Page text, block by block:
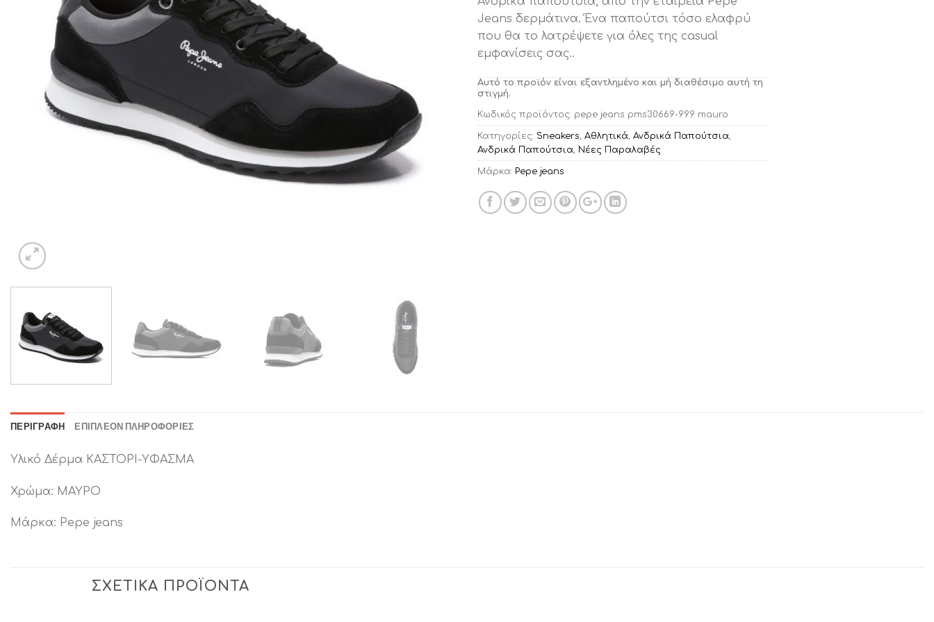
Jeans δερμάτινα. Ένα παπούτσι τόσο ελαφρύ
που θα το λατρέψετε για όλες της casual
εμφανίσεις σας..
Αυτό το προϊόν είναι εξαντλημένο και μή διαθέσιμο αυτή τη
στιγμή.
Κωδικός προϊόντος: pepe jeans pms30669-999 mauro
Κατηγορίες: Sneakers, Αθλητικά, Ανδρικά Παπούτσια,
Ανδρικά Παπούτσια, Νέες Παραλαβές
Μάρκα: Pepe jeans
ΠΕΡΙΓΡΑΦΉ ΕΠΙΠΛΈΟΝ ΠΛΗΡΟΦΟΡΊΕΣ
Υλικό Δέρμα ΚΑΣΤΟΡΙ-ΥΦΑΣΜΑ
Χρώμα: ΜΑΥΡΟ
Μάρκα: Pepe jeans
ΣΧΕΤΙΚΆ ΠΡΟΪΌΝΤΑ